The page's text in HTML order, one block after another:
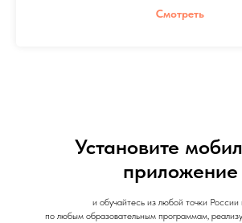
Смотреть
Установите
приложение
и обучайтесь из любой точки
по любым образовательным программам,